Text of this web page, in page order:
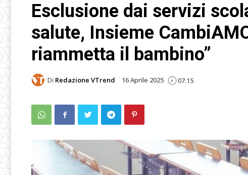
Esclusione dai servizi
salute, Insieme
riammetta il bambino”
Di Redazione VTrend 16 Aprile 2025 07:15